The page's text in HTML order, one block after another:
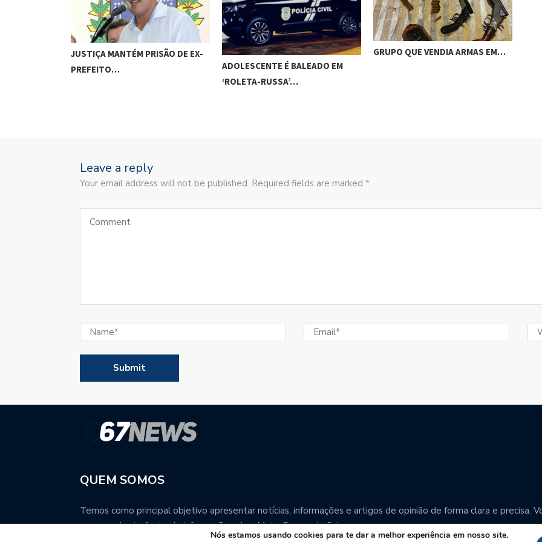
JUSTIÇA MANTÉM PRISÃO DE EX-
PREFEITO…
ADOLESCENTE É BALEADO EM
‘ROLETA-RUSSA’…
GRUPO QUE VENDIA ARMAS EM…
Leave a reply
Your email address will not be published. Required fields are marked *
QUEM SOMOS
Temos como principal objetivo apresentar notícias, informações e artigos de opinião de forma clara e precisa.
uma excelente fonte de informação sobre Mato Grosso do Sul.
Nós estamos usando cookies para te dar a melhor experiência em nosso site.